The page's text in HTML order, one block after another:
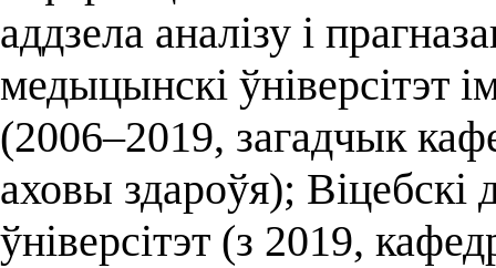
аддзела аналізу і
медыцынскі ўніверсітэт
(2006–2019, загадчык
аховы здароўя);
ўніверсітэт (з 2019,